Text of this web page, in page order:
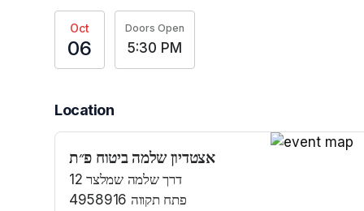
Oct
06
Doors Open
5:30 PM
Location
אצטדיון שלמה ביטוח פ״ת
דרך שלמה שמלצר 12
4958916 פתח תקווה